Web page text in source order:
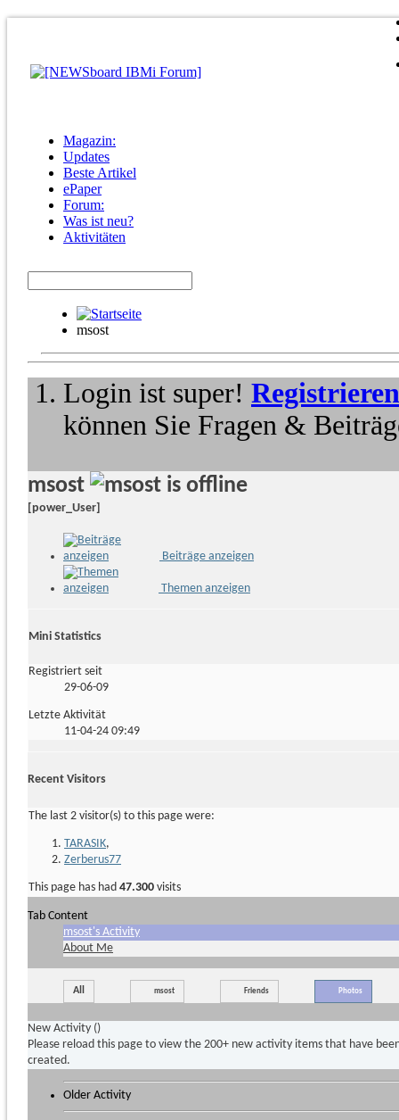
Magazin:
Updates
Beste Artikel
ePaper
Forum:
Was ist neu?
Aktivitäten
msost
Login ist super! Registrieren
können Sie Fragen &
msost
[power_User]
Beiträge anzeigen
Themen anzeigen
Mini Statistics
Registriert seit
29-06-09
Letzte Aktivität
11-04-24 09:49
Recent Visitors
The last 2 visitor(s) to this page were:
TARASIK,
Zerberus77
This page has had 47.300 visits
Tab Content
msost's Activity
About Me
All msost Friends Photos
New Activity ()
Please reload this page to view the 200+ new activity items that have
created.
Older Activity